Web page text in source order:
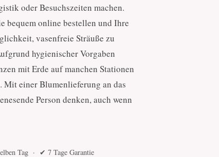
oder Besuchszeiten machen.
bequem online bestellen und Ihre
vasenfreie Sträuße zu
hygienischer Vorgaben
mit Erde auf manchen Stationen
Mit einer Blumenlieferung an das
Person denken, auch wenn
Tag · ✔ 7 Tage Garantie